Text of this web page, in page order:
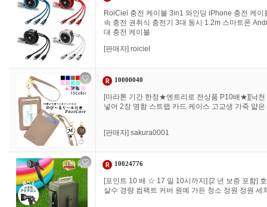
RoiCiel 충전 케이블 3in1 와인딩 iPhone 충전 케
속 충전 권취식 충전기 3대 동시 1.2m 스마트폰
대 충전 케이블
[판매자] roiciel
10000040
[마라톤 기간 한정★엔트리로 전상품 P10배★][낙천
넣어 2장 명함 스트랩 카드 케이스 고교생 가죽 얇
[판매자] sakura0001
10024776
[포인트 10 배 ☆ 17 일 10시까지] [2 년 보증 포함]
살수 경량 컴팩트 커버 원예 가든 청소 정원 정원 세